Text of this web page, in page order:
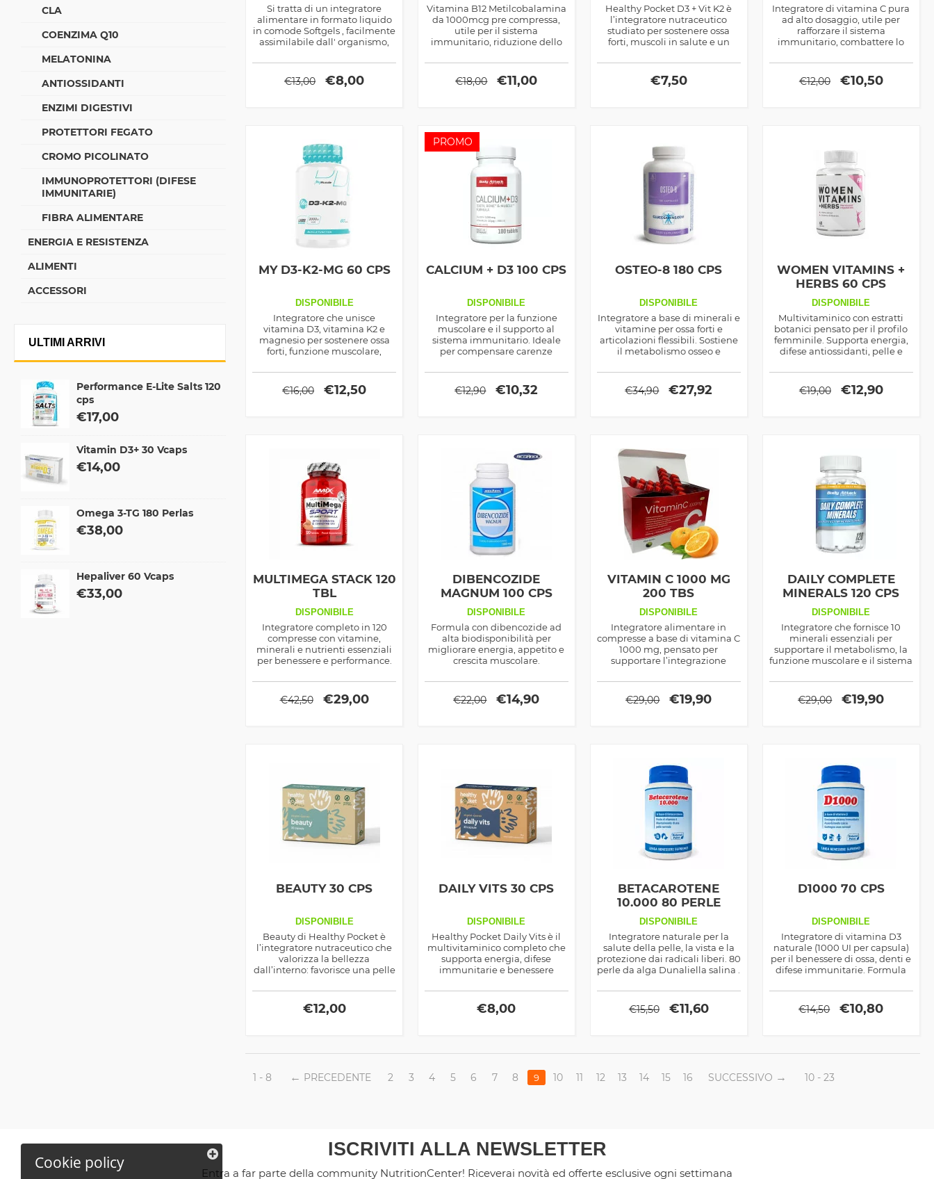
CLA
COENZIMA Q10
MELATONINA
ANTIOSSIDANTI
ENZIMI DIGESTIVI
PROTETTORI FEGATO
CROMO PICOLINATO
IMMUNOPROTETTORI (DIFESE
IMMUNITARIE)
FIBRA ALIMENTARE
ENERGIA E RESISTENZA
ALIMENTI
ACCESSORI
ULTIMI ARRIVI
Performance E-Lite Salts 120
cps
€17,00
Vitamin D3+ 30 Vcaps
€14,00
Omega 3-TG 180 Perlas
€38,00
Hepaliver 60 Vcaps
€33,00
Si tratta di un integratore
alimentare in formato liquido
in comode Softgels , facilmente
assimilabile dall' organismo,
i livelli di vitamina D3 , già
naturalmente presente nel
nostro corpo, in particolare
€13,00 €8,00
Vitamina B12 Metilcobalamina
da 1000mcg pre compressa,
utile per il sistema
immunitario, riduzione dello
normale metabolismo
energetico.
€18,00 €11,00
Healthy Pocket D3 + Vit K2 è
l’integratore nutraceutico
studiato per sostenere ossa
forti, muscoli in salute e un
Grazie alla sinergia tra
vitamina D3 e K2, ottimizza
l’assorbimento del calcio,
€7,50
Integratore di vitamina C pura
ad alto dosaggio, utile per
rafforzare il sistema
immunitario, combattere lo
stanchezza e affaticamento.
€12,00 €10,50
MY D3-K2-MG 60 CPS
DISPONIBILE
Integratore che unisce
vitamina D3, vitamina K2 e
magnesio per sostenere ossa
forti, funzione muscolare,
benessere cardiovascolare.
€16,00 €12,50
PROMO
CALCIUM + D3 100 CPS
DISPONIBILE
Integratore per la funzione
muscolare e il supporto al
sistema immunitario. Ideale
per compensare carenze
sole, favorisce un metabolismo
osseo ottimale e contribuisce
alla forza muscolare.
€12,90 €10,32
OSTEO-8 180 CPS
DISPONIBILE
Integratore a base di minerali e
vitamine per ossa forti e
articolazioni flessibili. Sostiene
il metabolismo osseo e
minerale.
€34,90 €27,92
WOMEN VITAMINS +
HERBS 60 CPS
DISPONIBILE
Multivitaminico con estratti
botanici pensato per il profilo
femminile. Supporta energia,
difese antiossidanti, pelle e
stimolanti.
€19,00 €12,90
MULTIMEGA STACK 120
TBL
DISPONIBILE
Integratore completo in 120
compresse con vitamine,
minerali e nutrienti essenziali
per benessere e performance.
€42,50 €29,00
DIBENCOZIDE
MAGNUM 100 CPS
DISPONIBILE
Formula con dibencozide ad
alta biodisponibilità per
migliorare energia, appetito e
crescita muscolare.
€22,00 €14,90
VITAMIN C 1000 MG
200 TBS
DISPONIBILE
Integratore alimentare in
compresse a base di vitamina C
1000 mg, pensato per
supportare l’integrazione
formulazione semplice e
adatta all’uso continuativo.
€29,00 €19,90
DAILY COMPLETE
MINERALS 120 CPS
DISPONIBILE
Integratore che fornisce 10
minerali essenziali per
supportare il metabolismo, la
funzione muscolare e il sistema
stress ossidativo, previene
carenze e favorisce un recupero
ottimale, perfetto per sportivi e
€29,00 €19,90
BEAUTY 30 CPS
DISPONIBILE
Beauty di Healthy Pocket è
l’integratore nutraceutico che
valorizza la bellezza
dall’interno: favorisce una pelle
contrastando i segni
dell’invecchiamento e
proteggendo dallo stress
€12,00
DAILY VITS 30 CPS
DISPONIBILE
Healthy Pocket Daily Vits è il
multivitaminico completo che
supporta energia, difese
immunitarie e benessere
bilanciato di vitamine e
minerali, aiuta a ridurre
stanchezza, rafforzare muscoli
€8,00
BETACAROTENE
10.000 80 PERLE
DISPONIBILE
Integratore naturale per la
salute della pelle, la vista e la
protezione dai radicali liberi. 80
perle da alga Dunaliella salina .
€15,50 €11,60
D1000 70 CPS
DISPONIBILE
Integratore di vitamina D3
naturale (1000 UI per capsula)
per il benessere di ossa, denti e
difese immunitarie. Formula
€14,50 €10,80
1 - 8 PRECEDENTE 2 3 4 5 6 7 8 9 10 11 12 13 14 15 16 SUCCESSIVO 10 - 23
ISCRIVITI ALLA NEWSLETTER
Entra a far parte della community NutritionCenter! Riceverai novità ed offerte esclusive ogni settimana
Cookie policy